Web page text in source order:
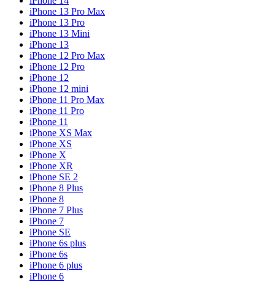
iPhone 13 Pro Max
iPhone 13 Pro
iPhone 13 Mini
iPhone 13
iPhone 12 Pro Max
iPhone 12 Pro
iPhone 12
iPhone 12 mini
iPhone 11 Pro Max
iPhone 11 Pro
iPhone 11
iPhone XS Max
iPhone XS
iPhone X
iPhone XR
iPhone SE 2
iPhone 8 Plus
iPhone 8
iPhone 7 Plus
iPhone 7
iPhone SE
iPhone 6s plus
iPhone 6s
iPhone 6 plus
iPhone 6